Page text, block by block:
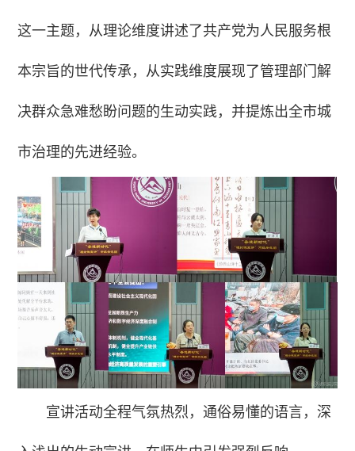
这一主题，从理论维度讲述了共产党为人民服务根
本宗旨的世代传承，从实践维度展现了管理部门解
决群众急难愁盼问题的生动实践，并提炼出全市城
市治理的先进经验。
宣讲活动全程气氛热烈，通俗易懂的语言，深